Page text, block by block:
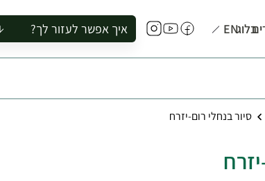
בלוגEN איך אפשר לעזור לך?
להזמין סיור לקבוצה
להירשם לקורס
סיור בנחלי רום-יזרח